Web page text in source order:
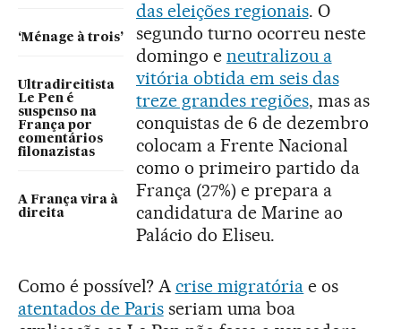
‘Ménage à trois’
Ultradireitista
Le Pen é
suspenso na
França por
comentários
filonazistas
A França vira à
direita
das eleições regionais. O
segundo turno ocorreu neste
domingo e neutralizou a
vitória obtida em seis das
treze grandes regiões, mas as
conquistas de 6 de dezembro
colocam a Frente Nacional
como o primeiro partido da
França (27%) e prepara a
candidatura de Marine ao
Palácio do Eliseu.
Como é possível? A crise migratória e os
atentados de Parisseriam uma boa